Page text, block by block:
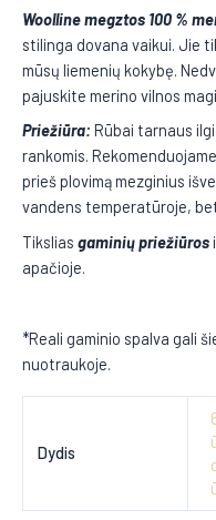
Woolline megztos 100 %
stilinga dovana vaikui. Jie
mūsų liemenių kokybę.
pajuskite merino vilnos
Priežiūra: Rūbai tarnaus
rankomis.
prieš plovimą mezginius
vandens temperatūroje,
Tikslias gaminių priežiūros
apačioje.
*Reali gaminio spalva gali
nuotraukoje.
Dydis